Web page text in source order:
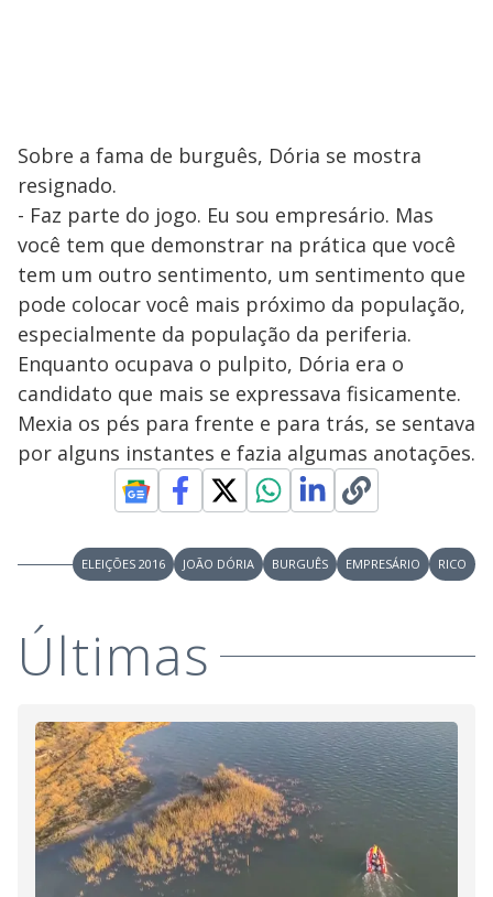
Sobre a fama de burguês, Dória se mostra
resignado.
- Faz parte do jogo. Eu sou empresário. Mas
você tem que demonstrar na prática que você
tem um outro sentimento, um sentimento que
pode colocar você mais próximo da população,
especialmente da população da periferia.
Enquanto ocupava o pulpito, Dória era o
candidato que mais se expressava fisicamente.
Mexia os pés para frente e para trás, se sentava
por alguns instantes e fazia algumas anotações.
ELEIÇÕES 2016 JOÃO DÓRIA BURGUÊS EMPRESÁRIO RICO
Últimas